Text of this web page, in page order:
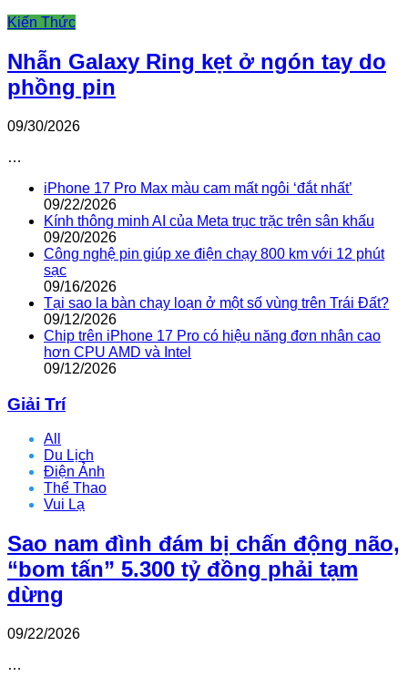
Kiến Thức
Nhẫn Galaxy Ring kẹt ở ngón tay do
phồng pin
09/30/2026
…
iPhone 17 Pro Max màu cam mất ngôi ‘đắt nhất’
09/22/2026
Kính thông minh AI của Meta trục trặc trên sân khấu
09/20/2026
Công nghệ pin giúp xe điện chạy 800 km với 12 phút
sạc
09/16/2026
Tại sao la bàn chạy loạn ở một số vùng trên Trái Đất?
09/12/2026
Chip trên iPhone 17 Pro có hiệu năng đơn nhân cao
hơn CPU AMD và Intel
09/12/2026
Giải Trí
All
Du Lịch
Điện Ảnh
Thể Thao
Vui Lạ
Sao nam đình đám bị chấn động não,
“bom tấn” 5.300 tỷ đồng phải tạm
dừng
09/22/2026
…